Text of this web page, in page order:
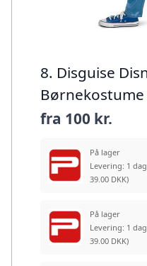
8. Disguise
Børnekostume
fra 100 kr.
På lager
Levering: 1
39.00 DKK)
På lager
Levering: 1
39.00 DKK)